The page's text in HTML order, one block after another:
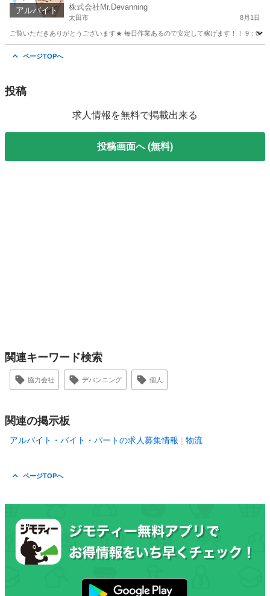
アルバイト 株式会社Mr.Devanning
太田市 8月1日
ご覧いただきありがとうございます★ 毎日作業あるので安定して稼げます！！ 9：
ページTOPへ
投稿
求人情報を無料で掲載出来る
投稿画面へ (無料)
関連キーワード検索
協力会社 デバンニング 個人
関連の掲示板
アルバイト・バイト・パートの求人募集情報 物流
ページTOPへ